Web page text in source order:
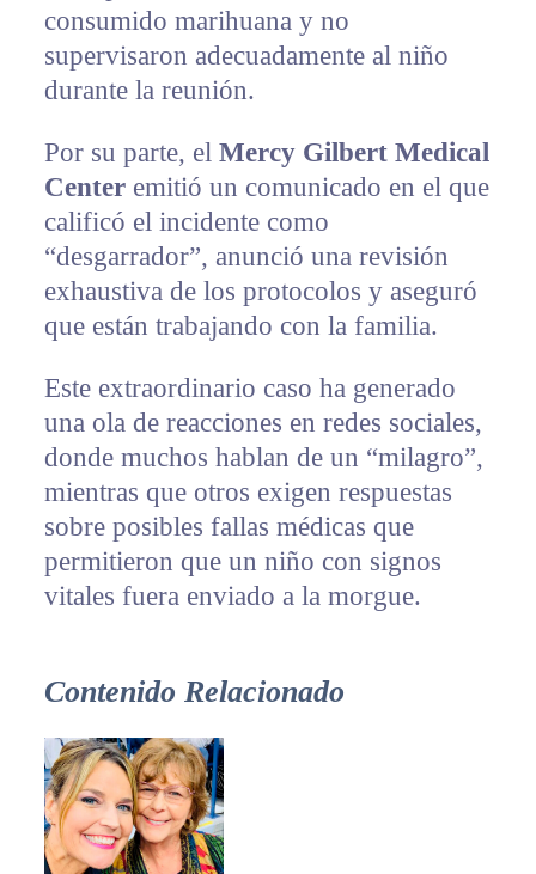
consumido marihuana y no
supervisaron adecuadamente al niño
durante la reunión.
Por su parte, el Mercy Gilbert Medical
Centeremitió un comunicado en el que
calificó el incidente como
“desgarrador”, anunció una revisión
exhaustiva de los protocolos y aseguró
que están trabajando con la familia.
Este extraordinario caso ha generado
una ola de reacciones en redes sociales,
donde muchos hablan de un “milagro”,
mientras que otros exigen respuestas
sobre posibles fallas médicas que
permitieron que un niño con signos
vitales fuera enviado a la morgue.
Contenido Relacionado